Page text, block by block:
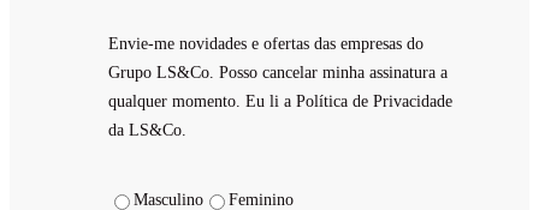
Envie-me novidades e ofertas das empresas do
Grupo LS&Co. Posso cancelar minha assinatura a
qualquer momento. Eu li a Política de Privacidade
da LS&Co.
Masculino Feminino